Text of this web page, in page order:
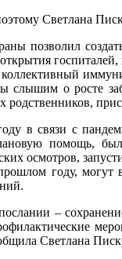
Светлана
позволил
слышим о росте
родственников,
в связи с
помощь,
осмотров,
году, могут
–
Светлана